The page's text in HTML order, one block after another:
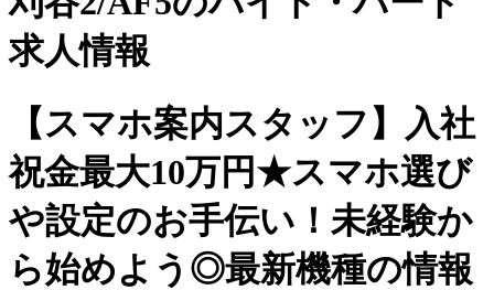
求人情報
【スマホ案内スタッフ】入社
祝金最大10万円★スマホ選び
や設定のお手伝い！未経験か
ら始めよう◎最新機種の情報